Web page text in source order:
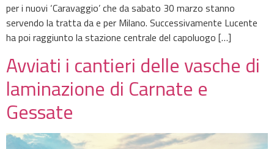
per i nuovi ‘Caravaggio’ che da sabato 30 marzo stanno
servendo la tratta da e per Milano. Successivamente Lucente
ha poi raggiunto la stazione centrale del capoluogo […]
Avviati i cantieri delle vasche di
laminazione di Carnate e
Gessate